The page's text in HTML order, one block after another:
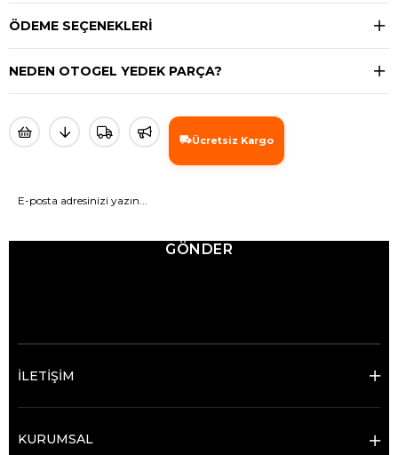
ÖDEME SEÇENEKLERI
NEDEN OTOGEL YEDEK PARÇA?
Ücretsiz Kargo
GÖNDER
İLETİŞİM
KURUMSAL